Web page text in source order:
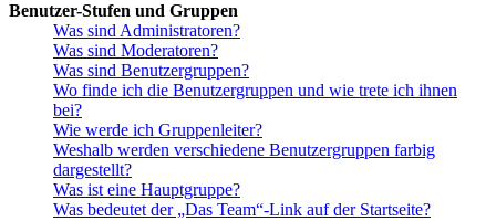
Benutzer-Stufen und Gruppen
Was sind Administratoren?
Was sind Moderatoren?
Was sind Benutzergruppen?
Wo finde ich die Benutzergruppen und wie trete ich ihnen
bei?
Wie werde ich Gruppenleiter?
Weshalb werden verschiedene Benutzergruppen farbig
dargestellt?
Was ist eine Hauptgruppe?
Was bedeutet der „Das Team“-Link auf der Startseite?